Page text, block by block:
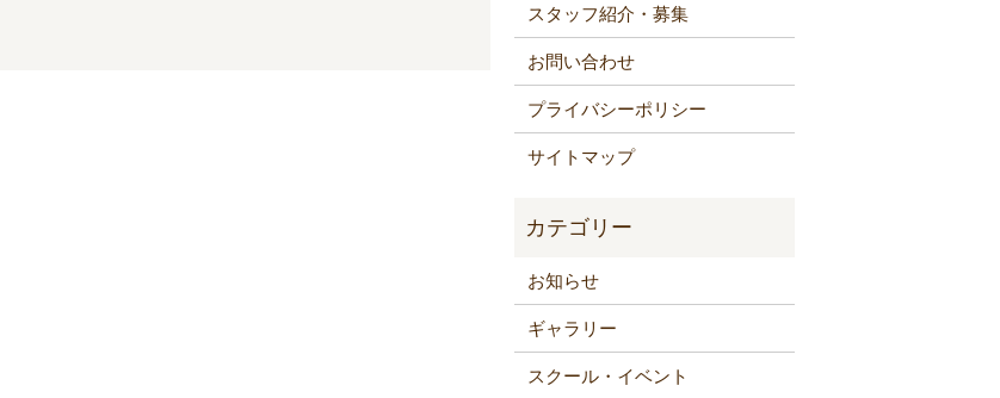
スタッフ紹介・募集
お問い合わせ
プライバシーポリシー
サイトマップ
お知らせ
ギャラリー
スクール・イベント